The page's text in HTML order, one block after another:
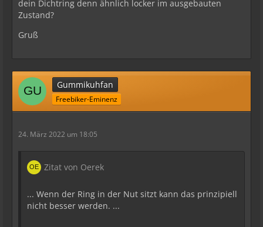
dein Dichtring denn ähnlich locker im ausgebauten
Zustand?
Gruß
Gummikuhfan
Freebiker-Eminenz
24. März 2022 um 18:05
Zitat von Oerek
... Wenn der Ring in der Nut sitzt kann das prinzipiell
nicht besser werden. ...